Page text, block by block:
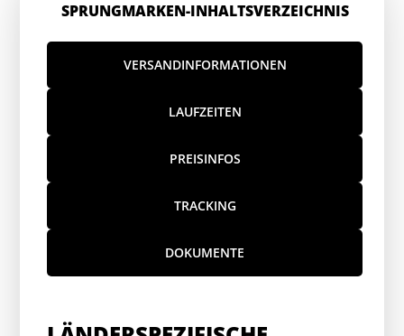
SPRUNGMARKEN-INHALTSVERZEICHNIS
VERSANDINFORMATIONEN
LAUFZEITEN
PREISINFOS
TRACKING
DOKUMENTE